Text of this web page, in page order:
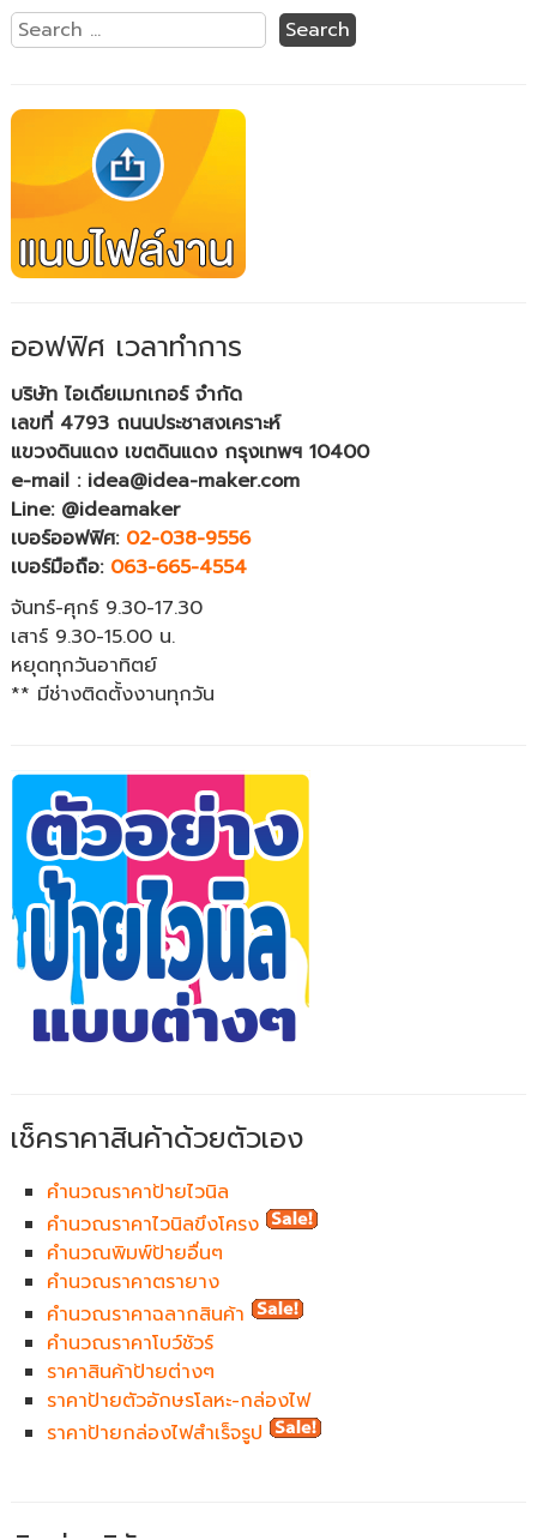
ออฟฟิศ เวลาทำการ
บริษัท ไอเดียเมกเกอร์ จำกัด
เลขที่ 4793 ถนนประชาสงเคราะห์
แขวงดินแดง เขตดินแดง กรุงเทพฯ 10400
e-mail : idea@idea-maker.com
Line: @ideamaker
เบอร์ออฟฟิศ: 02-038-9556
เบอร์มือถือ: 063-665-4554
จันทร์-ศุกร์ 9.30-17.30
เสาร์ 9.30-15.00 น.
หยุดทุกวันอาทิตย์
** มีช่างติดตั้งงานทุกวัน
เช็คราคาสินค้าด้วยตัวเอง
คำนวณราคาป้ายไวนิล
คำนวณราคาไวนิลขึงโครง
คำนวณพิมพ์ป้ายอื่นๆ
คำนวณราคาตรายาง
คำนวณราคาฉลากสินค้า
คำนวณราคาโบว์ชัวร์
ราคาสินค้าป้ายต่างๆ
ราคาป้ายตัวอักษรโลหะ-กล่องไฟ
ราคาป้ายกล่องไฟสำเร็จรูป